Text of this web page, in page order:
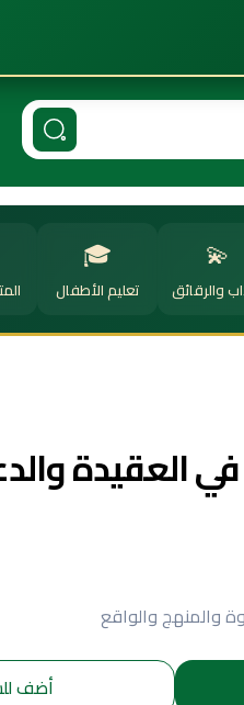
💫
والرقائق
🎓
تعليم الأطفال
العقيدة
والمنهج والواقع
أضف